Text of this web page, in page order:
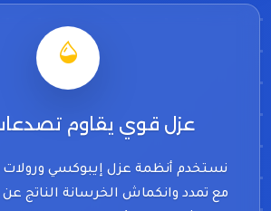
عزل قوي يقاوم تصدعات
نستخدم أنظمة عزل إيبوكسي
مع تمدد وانكماش الخرسانة الناتج عن